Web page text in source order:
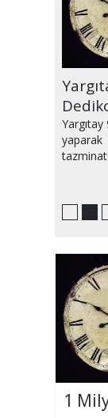
yaparak
Bu
IQ
2,5
1